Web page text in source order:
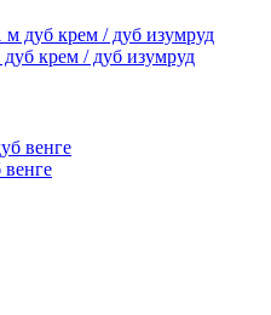
крем / дуб изумруд